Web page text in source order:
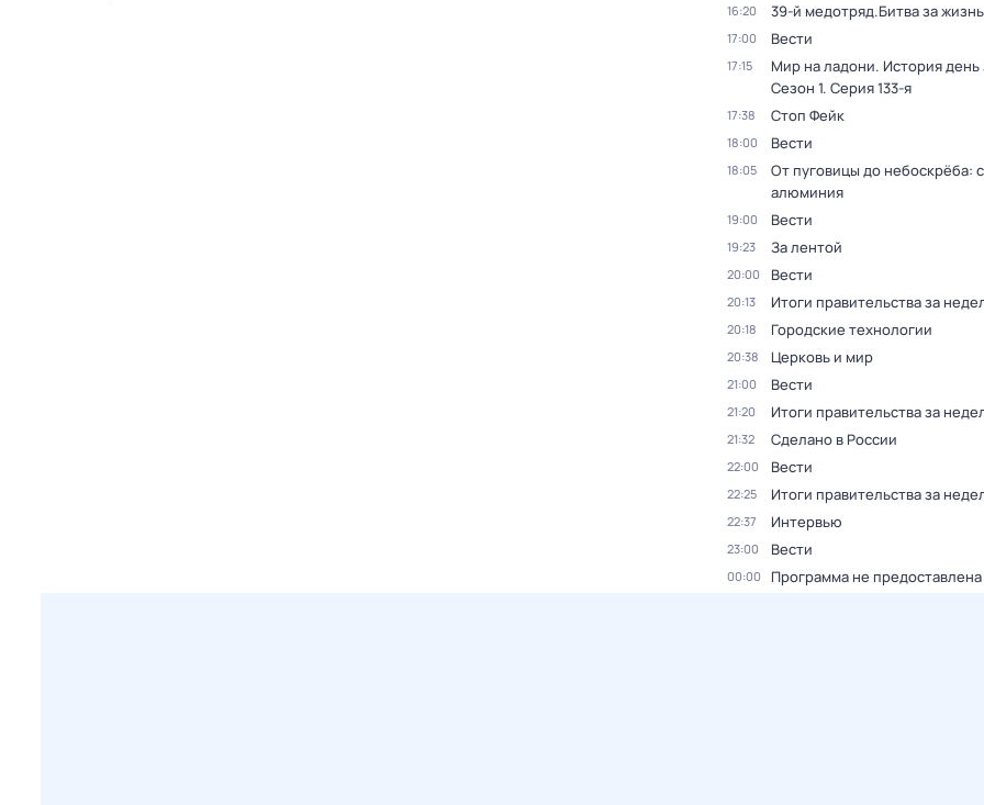
16:20 39-й медотряд.Битва за жизнь
17:00 Вести
17:15 Мир на ладони. История день
Сезон 1. Серия 133-я
17:38 Стоп Фейк
18:00 Вести
18:05
От пуговицы до небоскрёба:
алюминия
19:00 Вести
19:23 За лентой
20:00 Вести
20:13 Итоги правительства за
20:18 Городские технологии
20:38 Церковь и мир
21:00 Вести
21:20 Итоги правительства за
21:32 Сделано в России
22:00 Вести
22:25 Итоги правительства за
22:37 Интервью
23:00 Вести
00:00 Программа не